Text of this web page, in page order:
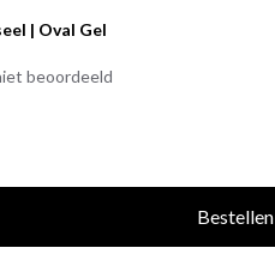
| Oval Gel
beoordeeld
Bestellen